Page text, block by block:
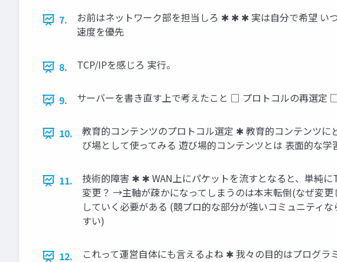
7.
お前はネットワーク部を担当しろ ✱ ✱ ✱ 実は自分で希望 い
速度を優先
8. TCP/IPを感じろ 実行。
9. サーバーを書き直す上で考えたこと □ プロトコルの再選
10.
教育的コンテンツのプロトコル選定 ✱ 教育的コンテンツ
び場として使ってみる 遊び場的コンテンツとは 表面的な
11.
技術的障害 ✱ ✱ WAN上にパケットを流すとなると、単純
変更？ →主軸が疎かになってしまうのは本末転倒(なぜ変
していく必要がある (競プロ的な部分が強いコミュニティ
すい)
12.
これって運営自体にも言えるよね ✱ 我々の目的はプログ